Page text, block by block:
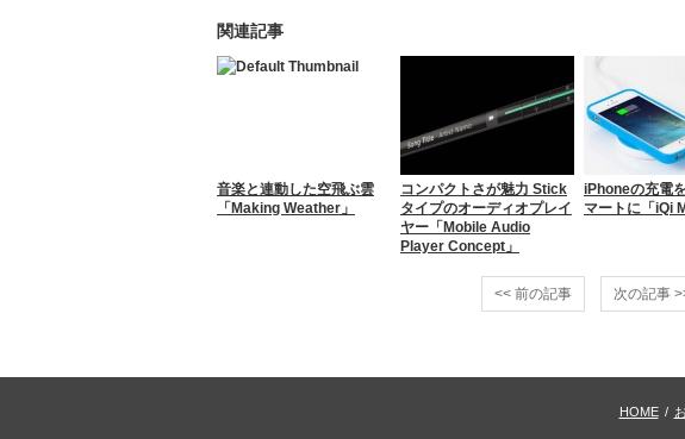
関連記事
音楽と連動した空飛ぶ雲
「Making Weather」
コンパクトさが魅力 Stick
タイプのオーディオプレイ
ヤー「Mobile Audio
Player Concept」
iPhoneの充電
マートに「iQi
<< 前の記事 次の記事
HOME /